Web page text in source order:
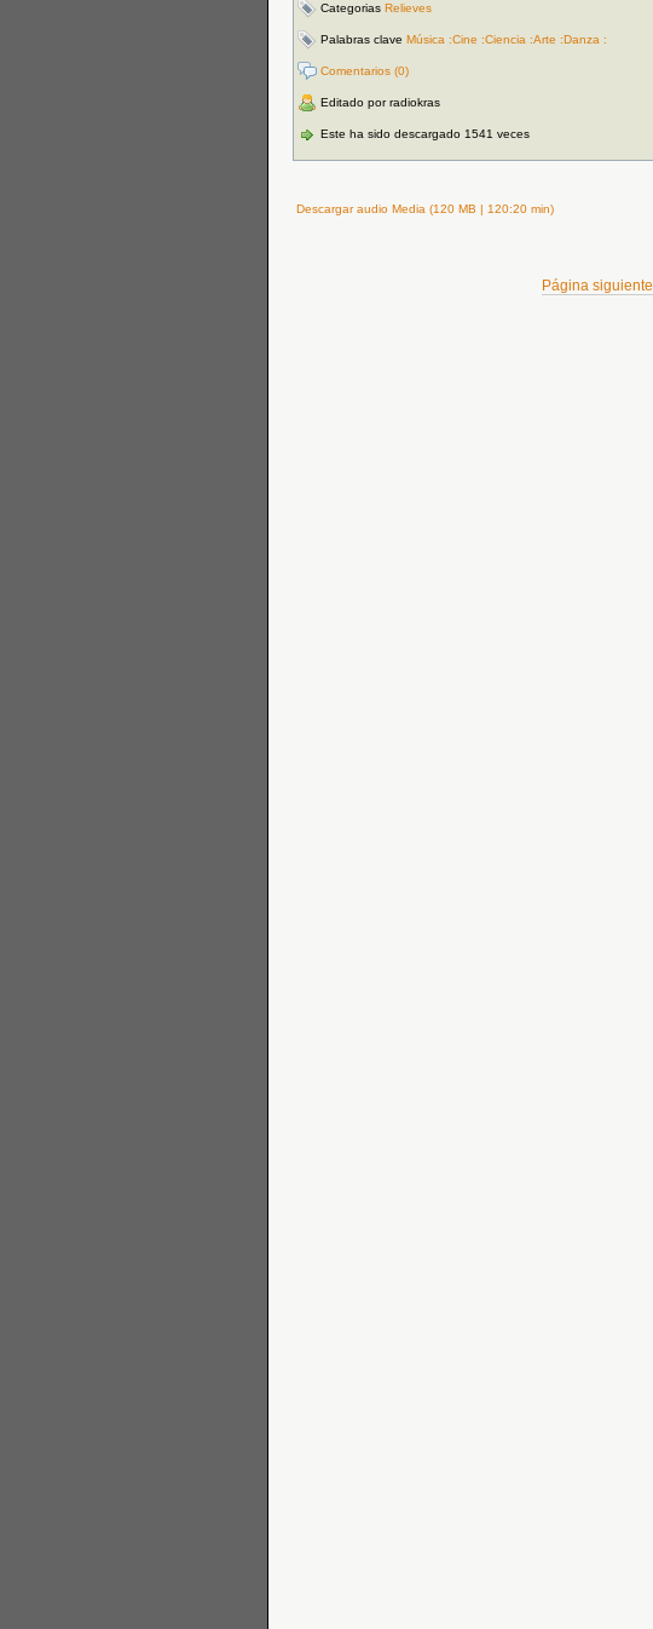
Categorias Relieves
Palabras clave Música :Cine :Ciencia :Arte :Danza :
Comentarios (0)
Editado por radiokras
Este ha sido descargado 1541 veces
Descargar audio Media (120 MB | 120:20 min)
Página siguiente